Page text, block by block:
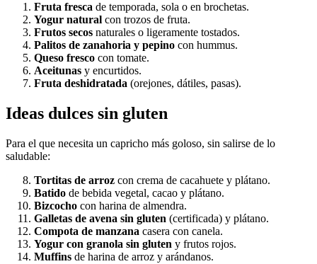
Fruta fresca de temporada, sola o en brochetas.
Yogur natural con trozos de fruta.
Frutos secos naturales o ligeramente tostados.
Palitos de zanahoria y pepino con hummus.
Queso fresco con tomate.
Aceitunas y encurtidos.
Fruta deshidratada (orejones, dátiles, pasas).
Ideas dulces sin gluten
Para el que necesita un capricho más goloso, sin salirse de lo
saludable:
Tortitas de arroz con crema de cacahuete y plátano.
Batido de bebida vegetal, cacao y plátano.
Bizcocho con harina de almendra.
Galletas de avena sin gluten (certificada) y plátano.
Compota de manzana casera con canela.
Yogur con granola sin gluten y frutos rojos.
Muffins de harina de arroz y arándanos.